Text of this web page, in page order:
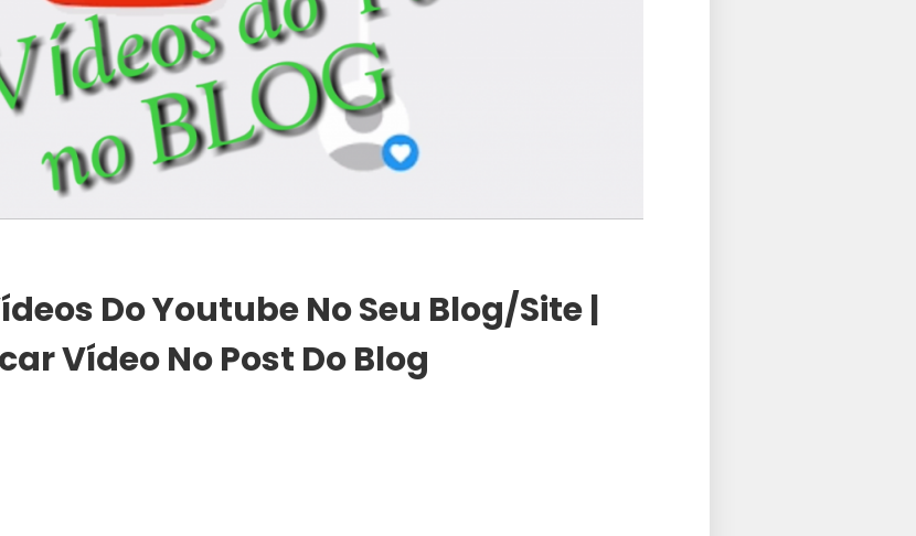
Do Youtube No Seu Blog/Site |
Vídeo No Post Do Blog